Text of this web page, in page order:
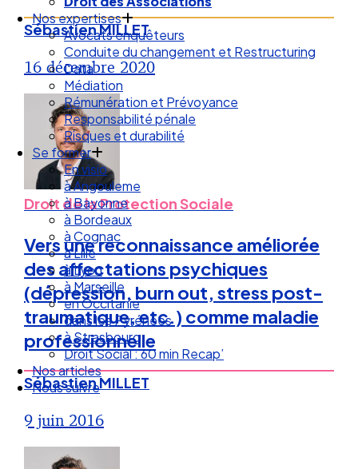
Nos expertises
Avocats enquêteurs
Conduite du changement et Restructuring
Data
Médiation
Rémunération et Prévoyance
Responsabilité pénale
Risques et durabilité
Se former
En visio
à Angouleme
à Bayonne
à Bordeaux
à Cognac
à Lille
à Lyon
à Marseille
en Occitanie
dans les Pyrénées
à Strasbourg
Droit Social : 60 min Recap’
Nos articles
Nous suivre
Sébastien MILLET
16 décembre 2020
Droit de la Protection Sociale
Vers une reconnaissance améliorée
des affectations psychiques
(dépression, burn out, stress post-
traumatique, etc.) comme maladie
professionnelle
Sébastien MILLET
9 juin 2016